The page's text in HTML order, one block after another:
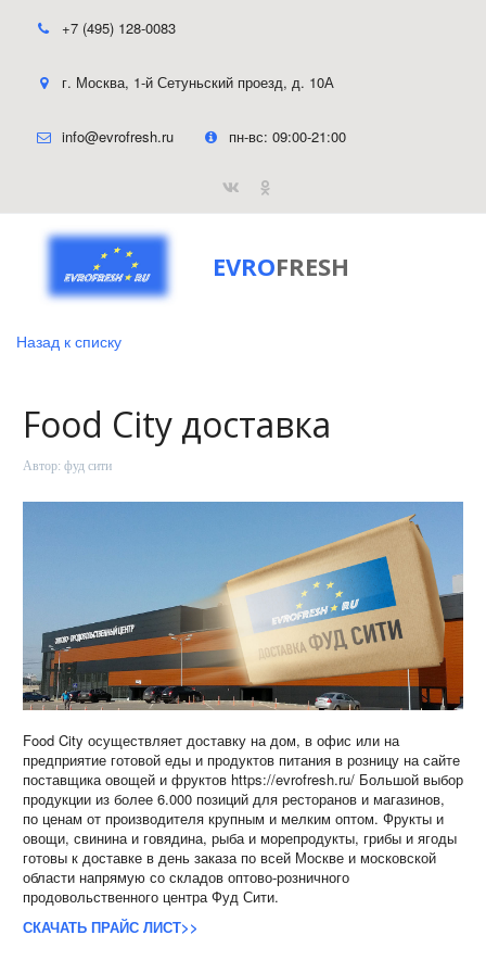
+7 (495) 128-0083
г. Москва, 1-й Сетуньский проезд, д. 10А
info@evrofresh.ru пн-вс: 09:00-21:00
EVROFRESH
Назад к списку
Food City доставка
Автор: фуд сити
Food City осуществляет доставку на дом, в офис или на
предприятие готовой еды и продуктов питания в розницу на сайте
поставщика овощей и фруктов https://evrofresh.ru/ Большой выбор
продукции из более 6.000 позиций для ресторанов и магазинов,
по ценам от производителя крупным и мелким оптом. Фрукты и
овощи, свинина и говядина, рыба и морепродукты, грибы и ягоды
готовы к доставке в день заказа по всей Москве и московской
области напрямую со складов оптово-розничного
продовольственного центра Фуд Сити.
СКАЧАТЬ ПРАЙС ЛИСТ>>